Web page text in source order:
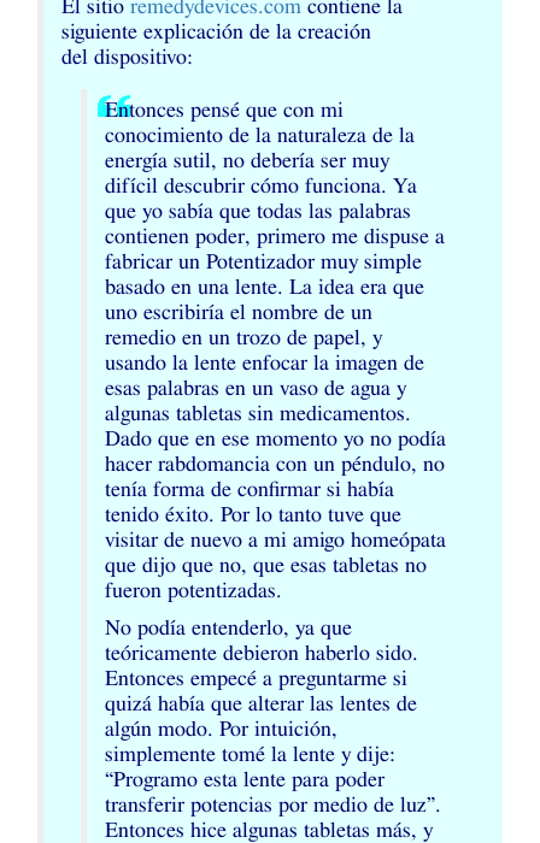
El sitioremedydevices.com contiene la
siguiente explicación de la creación
del dispositivo:
Entonces pensé que con mi
conocimiento de la naturaleza de la
energía sutil, no debería ser muy
difícil descubrir cómo funciona. Ya
que yo sabía que todas las palabras
contienen poder, primero me dispuse a
fabricar un Potentizador muy simple
basado en una lente. La idea era que
uno escribiría el nombre de un
remedio en un trozo de papel, y
usando la lente enfocar la imagen de
esas palabras en un vaso de agua y
algunas tabletas sin medicamentos.
Dado que en ese momento yo no podía
hacer rabdomancia con un péndulo, no
tenía forma de confirmar si había
tenido éxito. Por lo tanto tuve que
visitar de nuevo a mi amigo homeópata
que dijo que no, que esas tabletas no
fueron potentizadas.
No podía entenderlo, ya que
teóricamente debieron haberlo sido.
Entonces empecé a preguntarme si
quizá había que alterar las lentes de
algún modo. Por intuición,
simplemente tomé la lente y dije:
“Programo esta lente para poder
transferir potencias por medio de luz”.
Entonces hice algunas tabletas más, y